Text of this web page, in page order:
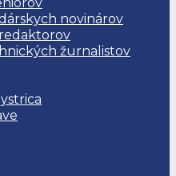
novinárov
žurnalistov